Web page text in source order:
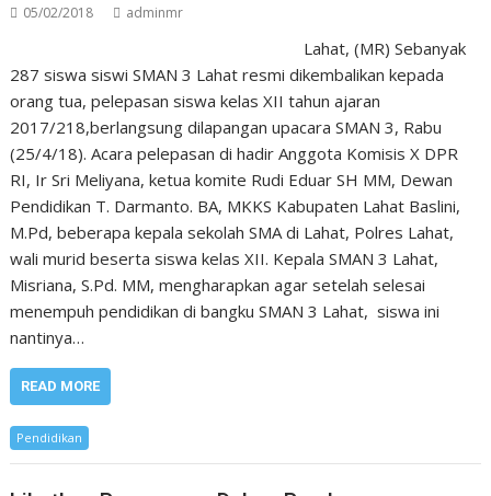
05/02/2018 adminmr
Lahat, (MR) Sebanyak
287 siswa siswi SMAN 3 Lahat resmi dikembalikan kepada
orang tua, pelepasan siswa kelas XII tahun ajaran
2017/218,berlangsung dilapangan upacara SMAN 3, Rabu
(25/4/18). Acara pelepasan di hadir Anggota Komisis X DPR
RI, Ir Sri Meliyana, ketua komite Rudi Eduar SH MM, Dewan
Pendidikan T. Darmanto. BA, MKKS Kabupaten Lahat Baslini,
M.Pd, beberapa kepala sekolah SMA di Lahat, Polres Lahat,
wali murid beserta siswa kelas XII. Kepala SMAN 3 Lahat,
Misriana, S.Pd. MM, mengharapkan agar setelah selesai
menempuh pendidikan di bangku SMAN 3 Lahat, siswa ini
nantinya…
READ MORE
Pendidikan